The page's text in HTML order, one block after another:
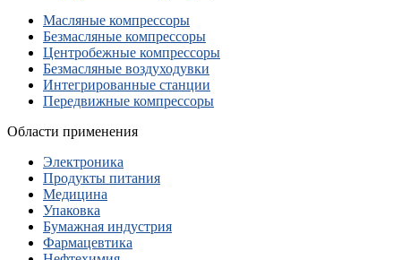
Масляные компрессоры
Безмасляные компрессоры
Центробежные компрессоры
Безмасляные воздуходувки
Интегрированные станции
Передвижные компрессоры
Области применения
Электроника
Продукты питания
Медицина
Упаковка
Бумажная индустрия
Фармацевтика